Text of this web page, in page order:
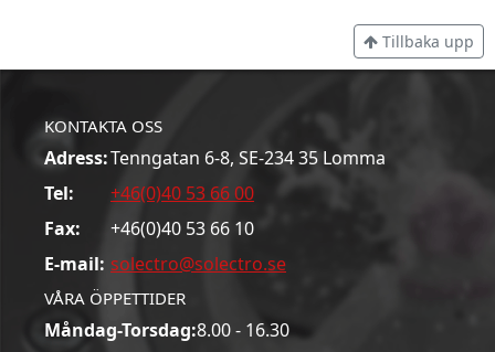
Tillbaka upp
KONTAKTA OSS
Adress:Tenngatan 6-8, SE-234 35 Lomma
Tel:
+46(0)40 53 66 00
Fax:
+46(0)40 53 66 10
E-mail: solectro@solectro.se
VÅRA ÖPPETTIDER
Måndag-Torsdag:8.00 - 16.30